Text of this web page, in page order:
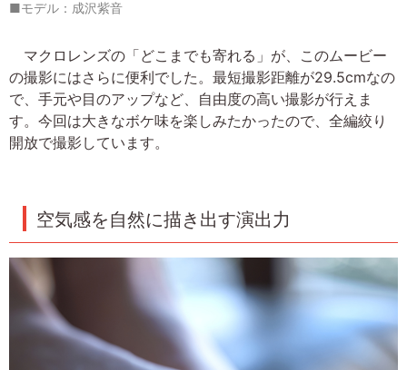
■モデル：成沢紫音
マクロレンズの「どこまでも寄れる」が、このムービー
の撮影にはさらに便利でした。最短撮影距離が29.5cmなの
で、手元や目のアップなど、自由度の高い撮影が行えま
す。今回は大きなボケ味を楽しみたかったので、全編絞り
開放で撮影しています。
空気感を自然に描き出す演出力